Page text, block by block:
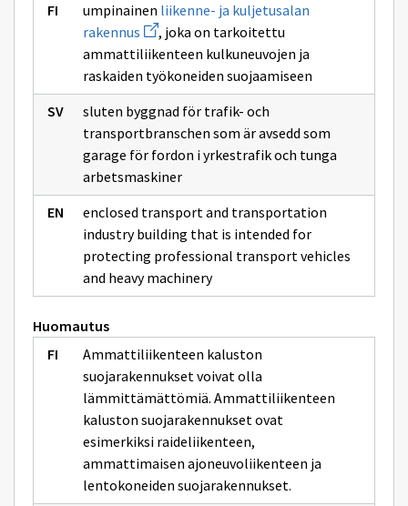
umpinainen liikenne- ja kuljetusalan
rakennus Avaa
uuden
ikkunan
sivulle
liikenne-
ja
kuljetusalan
rakennus
, joka on tarkoitettu
ammattiliikenteen kulkuneuvojen ja
raskaiden työkoneiden suojaamiseen
sluten byggnad för trafik- och
transportbranschen som är avsedd som
garage för fordon i yrkestrafik och tunga
arbetsmaskiner
enclosed transport and transportation
industry building that is intended for
protecting professional transport vehicles
and heavy machinery
Huomautus
Ammattiliikenteen kaluston
suojarakennukset voivat olla
lämmittämättömiä. Ammattiliikenteen
kaluston suojarakennukset ovat
esimerkiksi raideliikenteen,
ammattimaisen ajoneuvoliikenteen ja
lentokoneiden suojarakennukset.